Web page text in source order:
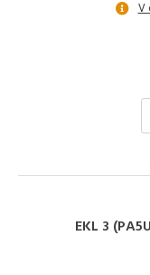
V
EKL 3